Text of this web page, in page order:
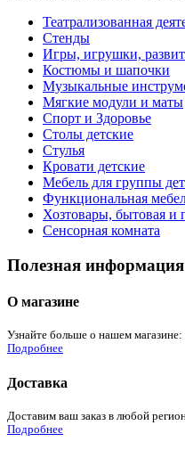
Театрализованная
Стенды
Игры, игрушки,
Костюмы и шапочки
Музыкальные
Мягкие модули и маты
Спорт и Здоровье
Столы детские
Стулья
Кровати детские
Мебель для группы
Функциональная
Хозтовары, бытовая и
Сенсорная комната
Полезная информация
О магазине
Узнайте больше о нашем
Подробнее
Доставка
Доставим ваш заказ в любой
Подробнее